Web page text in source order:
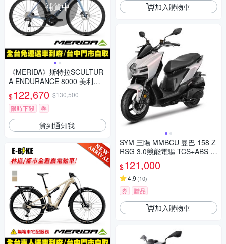
補貨中
《MERIDA》斯特拉SCULTUR
A ENDURANCE 8000 美利達
碳纖維全能型長程公路車 無附
踏板/Ulterga電變/跑車/環島
$122,670 $130,500
限時下殺
券
貨到通知我
加入購物車
SYM 三陽 MMBCU 曼巴 158 Z
RSG 3.0競能電驅 TCS+ABS 雙
碟煞(2026年全新機車/電驅版)
$121,000
4.9 (10)
券 贈品
加入購物車